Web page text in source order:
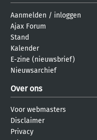
Aanmelden / inloggen
Ajax Forum
Stand
Kalender
E-zine (nieuwsbrief)
Nieuwsarchief
Over ons
Voor webmasters
Disclaimer
Privacy